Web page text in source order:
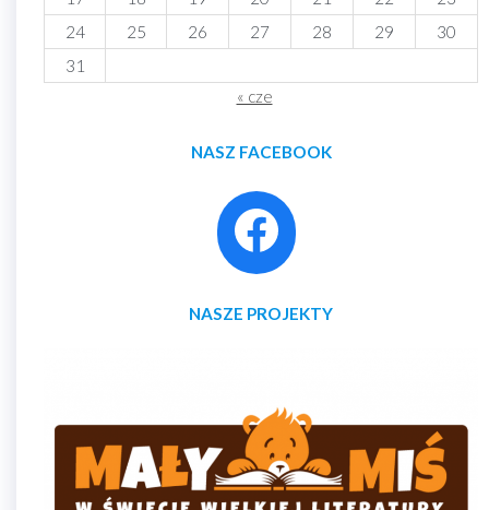
24
25 26 27 28 29
30
31
« cze
NASZ FACEBOOK
NASZE PROJEKTY